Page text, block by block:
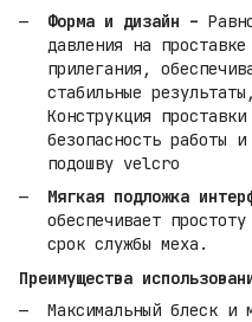
Форма и дизайн –
давления на
прилегания,
стабильные
Конструкция
безопасность работы
подошву velcro
Мягкая подложка
обеспечивает
срок службы меха.
Преимущества
Максимальный блеск и